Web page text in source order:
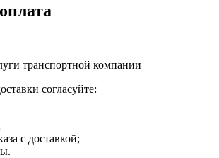
транспортной компании
согласуйте:
с доставкой;